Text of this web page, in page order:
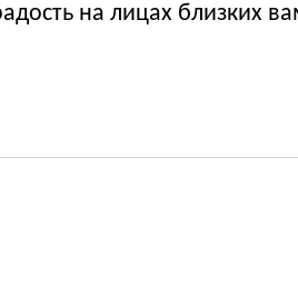
на лицах близких